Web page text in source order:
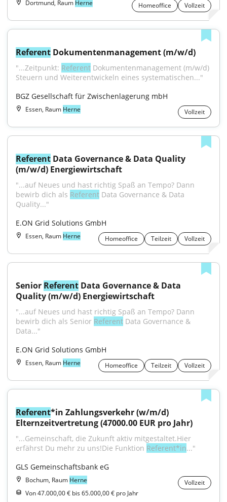
Dortmund, Raum Herne Homeoffice Vollzeit
Referent Dokumentenmanagement (m/w/d)
"...Zeitpunkt: Referent Dokumentenmanagement (m/w/d)
Steuern und Weiterentwickeln eines systematischen..."
BGZ Gesellschaft für Zwischenlagerung mbH
Essen, Raum Herne Vollzeit
Referent Data Governance & Data Quality
(m/w/d) Energiewirtschaft
"...auf Neues und hast richtig Spaß an Tempo? Dann
bewirb dich als Referent Data Governance & Data
Quality..."
E.ON Grid Solutions GmbH
Essen, Raum Herne Homeoffice Teilzeit Vollzeit
Senior Referent Data Governance & Data
Quality (m/w/d) Energiewirtschaft
"...auf Neues und hast richtig Spaß an Tempo? Dann
bewirb dich als Senior Referent Data Governance &
Data..."
E.ON Grid Solutions GmbH
Essen, Raum Herne Homeoffice Teilzeit Vollzeit
Referent*in Zahlungsverkehr (w/m/d)
Elternzeitvertretung (47000.00 EUR pro Jahr)
"...Gemeinschaft, die Zukunft aktiv mitgestaltet.Hier
erfährst Du mehr zu uns!Die Funktion Referent*in..."
GLS Gemeinschaftsbank eG
Bochum, Raum Herne
Vollzeit
Von 47.000,00 € bis 65.000,00 € pro Jahr